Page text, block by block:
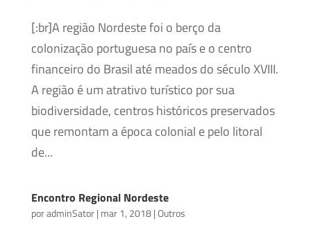
[:br]A região Nordeste foi o berço da
colonização portuguesa no país e o centro
financeiro do Brasil até meados do século XVIII.
A região é um atrativo turístico por sua
biodiversidade, centros históricos preservados
que remontam a época colonial e pelo litoral
de...
Encontro Regional Nordeste
poradminSator| mar 1, 2018|Outros